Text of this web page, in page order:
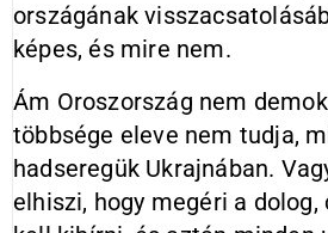
országának
képes, és mire nem.
Ám Oroszország nem
többsége eleve nem tudja,
hadseregük Ukrajnában.
elhiszi, hogy megéri a dolog,